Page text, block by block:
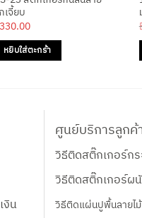
เจี้ยบ
330.00
หยิบใส่ตะกร้า
งิน
ศูนย์บริการลูกค้
วิธีติดสติ๊กเกอร์ก
วิธีติดสติ๊กเกอร์ผ
วิธีติดแผ่นปูพื้นลายไม้